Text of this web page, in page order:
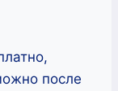
после